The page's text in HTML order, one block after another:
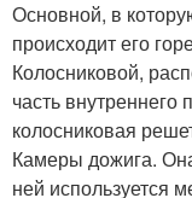
Основной, в
происходит его
Колосниковой,
часть внутреннего
колосниковая
Камеры дожига.
ней используется